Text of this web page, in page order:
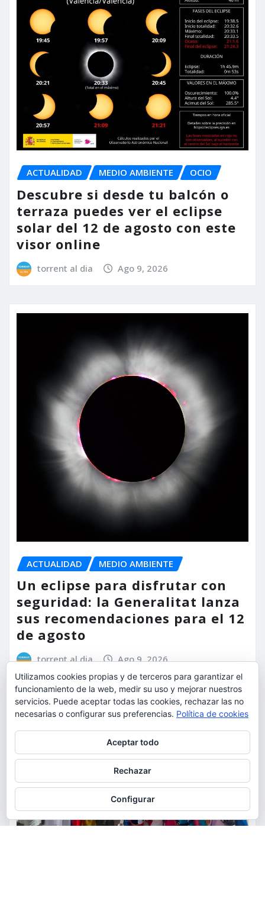
ACTUALIDAD MEDIO AMBIENTE OCIO
Descubre si desde tu balcón o
terraza puedes ver el eclipse
solar del 12 de agosto con este
visor online
torrent al dia Ago 9, 2026
ACTUALIDAD MEDIO AMBIENTE
Un eclipse para disfrutar con
seguridad: la Generalitat lanza
sus recomendaciones para el 12
de agosto
torrent al dia Ago 9, 2026
Utilizamos cookies propias y de terceros para garantizar el
funcionamiento de la web, medir su uso y mejorar nuestros
servicios. Puede aceptar todas las cookies, rechazar las no
necesarias o configurar sus preferencias. Política de cookies
Aceptar todo
Rechazar
Configurar
Para obtener más información, incluido cómo gestionar las cookies,